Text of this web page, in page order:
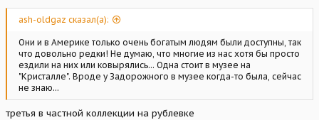
ash-oldgaz сказал(а):
Они и в Америке только очень богатым людям были доступны, так
что довольно редки! Не думаю, что многие из нас хотя бы просто
ездили на них или ковырялись... Одна стоит в музее на
"Кристалле". Вроде у Задорожного в музее когда-то была, сейчас
не знаю...
третья в частной коллекции на рублевке